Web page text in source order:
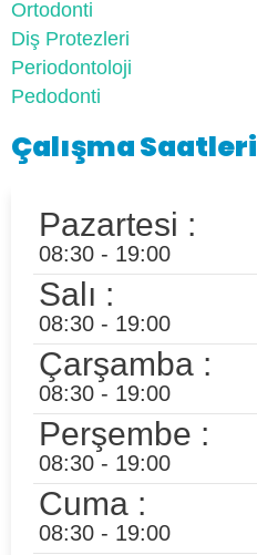
Ortodonti
Diş Protezleri
Periodontoloji
Pedodonti
Çalışma Saatleri
Pazartesi :
08:30 - 19:00
Salı :
08:30 - 19:00
Çarşamba :
08:30 - 19:00
Perşembe :
08:30 - 19:00
Cuma :
08:30 - 19:00